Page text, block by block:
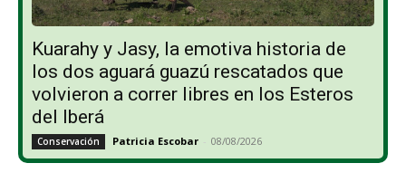
Kuarahy y Jasy, la emotiva historia de
los dos aguará guazú rescatados que
volvieron a correr libres en los Esteros
del Iberá
Conservación Patricia Escobar - 08/08/2026